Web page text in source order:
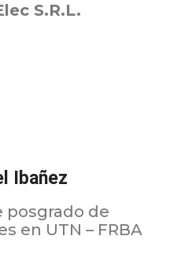
S.R.L.
Ibañez
posgrado de
en UTN – FRBA